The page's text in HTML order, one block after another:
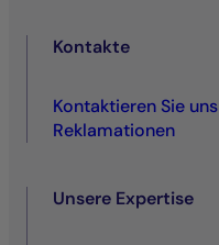
Kontakte
Kontaktieren Sie uns
Reklamationen
Unsere Expertise